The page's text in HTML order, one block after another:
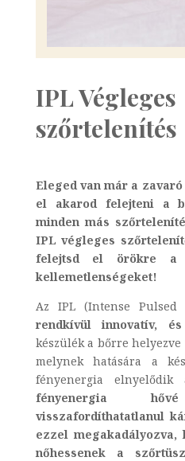
IPL Végleges
szőrtelenítés
Eleged van már a
el akarod felejteni a
minden más
IPL végleges
felejtsd el örökre a
kellemetlenségeket!
Az IPL (Intense Pulsed
rendkívül innovatív,
készülék a bőrre helyezve
melynek hatására a
fényenergia elnyelődik
fényenergia
visszafordíthatatlanul
ezzel
nőhessenek a